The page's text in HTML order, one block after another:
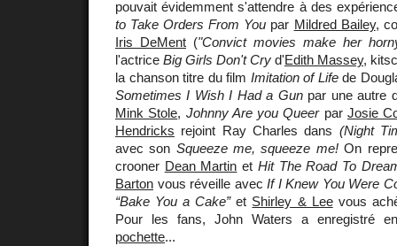
pouvait évidemment s'attendre à des
to Take Orders From You par Mildred Bailey,
Iris DeMent ("Convict movies make her
l'actrice Big Girls Don't Cry d'Edith Massey,
la chanson titre du film Imitation of Lifede
Sometimes I Wish I Had a Gunpar une autre
Mink Stole, Johnny Are you Queerpar Josie
Hendricks rejoint Ray Charles dans (Night
avec son Squeeze me, squeeze me!On
crooner Dean Martin et Hit The Road To
Barton vous réveille avecIf I Knew You Were
“Bake You a Cake”et Shirley & Leevous
Pour les fans, John Waters a enregistré
pochette...